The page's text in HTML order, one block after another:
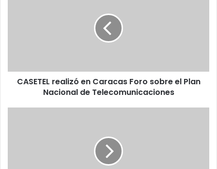
Nacional
Telecomunicaciones
CASETEL realizó en Caracas Foro sobre el Plan
Nacional de Telecomunicaciones